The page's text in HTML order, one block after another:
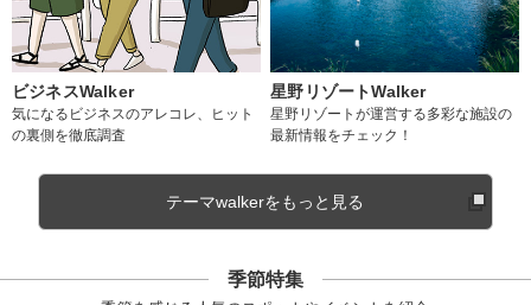
ビジネスWalker
気になるビジネスのアレコレ、ヒット
の裏側を徹底調査
星野リゾートWalker
星野リゾートが運営する多彩な施設の
最新情報をチェック！
テーマwalkerをもっと見る
季節特集